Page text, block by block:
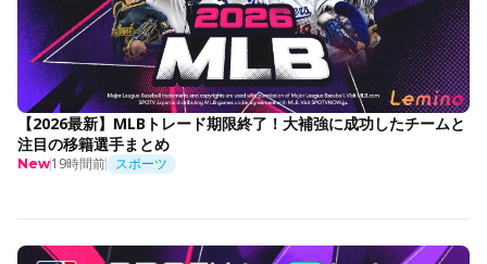
【2026最新】MLBトレード期限終了！大補強に成功したチームと
注目の移籍選手まとめ
New19時間前 スポーツ